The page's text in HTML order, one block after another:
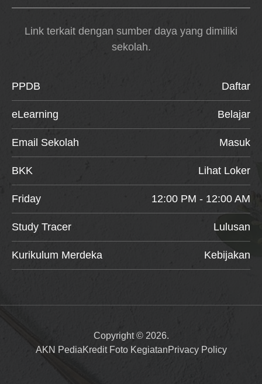
Link terkait dengan sumber daya yang dimiliki
sekolah.
PPDB Daftar
eLearning Belajar
Email Sekolah Masuk
BKK Lihat Loker
Friday 12:00 PM - 12:00 AM
Study Tracer Lulusan
Kurikulum Merdeka Kebijakan
Copyright © 2026.
AKN PediaKredit Foto KegiatanPrivacy Policy